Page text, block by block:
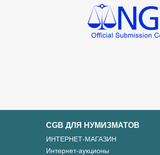
CGB ДЛЯ НУМИЗМАТОВ
ИНТЕРНЕТ-МАГАЗИН
Интернет-аукционы